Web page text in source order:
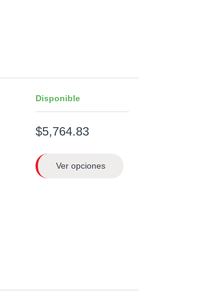
Disponible
$5,764.83
Ver opciones